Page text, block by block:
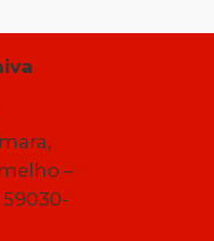
–
59030-